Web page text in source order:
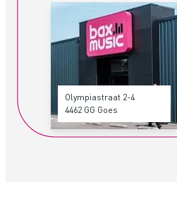
Olympiastraat 2-4
4462 GG Goes